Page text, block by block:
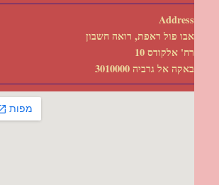
Address
אבו פול ראפת, רואה חשבון
רח' אלקודס 10
באקה אל גרביה 3010000